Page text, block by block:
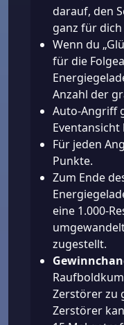
darauf, den
ganz für
Wenn du
für die
Anzahl der
Auto-Angriff
Eventansicht
Für jeden
Punkte.
Zum Ende
eine 1.000-
zugestellt.
Zerstörer zu
Zerstörer